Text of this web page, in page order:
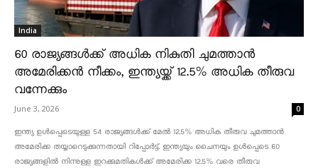
India
60 രാജ്യങ്ങൾക്ക് അധിക നികുതി ചുമത്താൻ
അമേരിക്കൻ നീക്കം, ഇന്ത്യയ്ക്ക് 12.5% അധിക തീരുവ
വന്നേക്കും
June 3, 2026 0
ഇന്ത്യ ഉൾപ്പെടെയുള്ള 54 രാജ്യങ്ങൾക്ക് മേൽ 12.5% അധിക തീരുവ ചുമത്താൻ
അമേരിക്ക തയ്യാറെടുക്കുന്നതായി റിപ്പോർട്ട്. ഇന്ത്യയും ചൈനയും ഉൾപ്പെടെ 60
രാജ്യങ്ങളിൽ നിന്നുള്ള ഇറക്കുമതികൾക്ക് അമേരിക്ക 12.5% ​​വരെ തീരുവ